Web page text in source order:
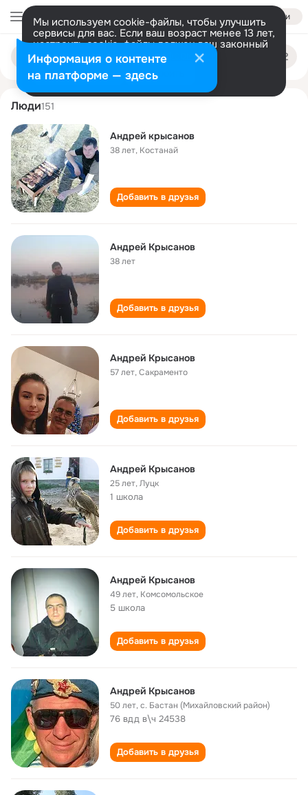
Войти
Мы используем cookie-файлы, чтобы улучшить
сервисы для вас. Если ваш возраст менее 13 лет,
настроить cookie-файлы должен ваш законный
представитель. Больше информации
Разрешить все Настроить
Поиск
людям
andrey krysanov
Люди151
Андрей крысанов
38 лет, Костанай
Добавить в друзья
Андрей Крысанов
38 лет
Добавить в друзья
Андрей Крысанов
57 лет,Сакраменто
Добавить в друзья
Андрей Крысанов
25 лет,Луцк
1 школа
Добавить в друзья
Андрей Крысанов
49 лет, Комсомольское
5 школа
Добавить в друзья
Андрей Крысанов
50 лет,с. Бастан (Михайловский район)
76 вдд в\ч 24538
Добавить в друзья
Информация о контенте
на платформе — здесь